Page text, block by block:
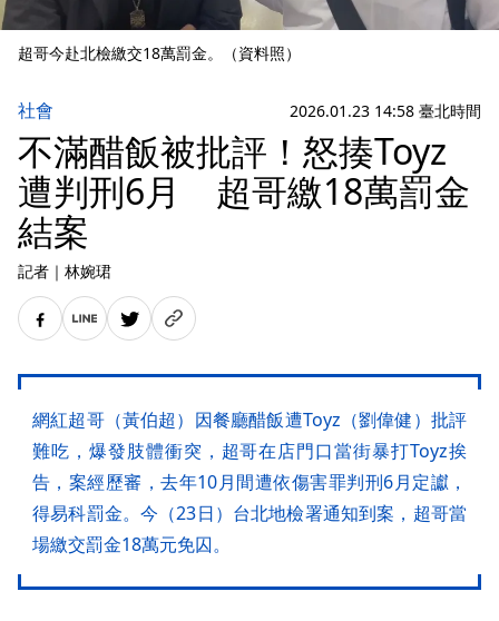
超哥今赴北檢繳交18萬罰金。（資料照）
社會 2026.01.23 14:58 臺北時間
不滿醋飯被批評！怒揍Toyz
遭判刑6月 超哥繳18萬罰金
結案
記者 ｜ 林婉珺
網紅超哥（黃伯超）因餐廳醋飯遭Toyz（劉偉健）批評
難吃，爆發肢體衝突，超哥在店門口當街暴打Toyz挨
告，案經歷審，去年10月間遭依傷害罪判刑6月定讞，
得易科罰金。今（23日）台北地檢署通知到案，超哥當
場繳交罰金18萬元免囚。